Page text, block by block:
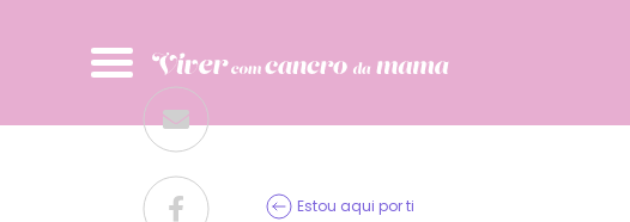
Viver com Cancro da Mama
Estou aqui por ti